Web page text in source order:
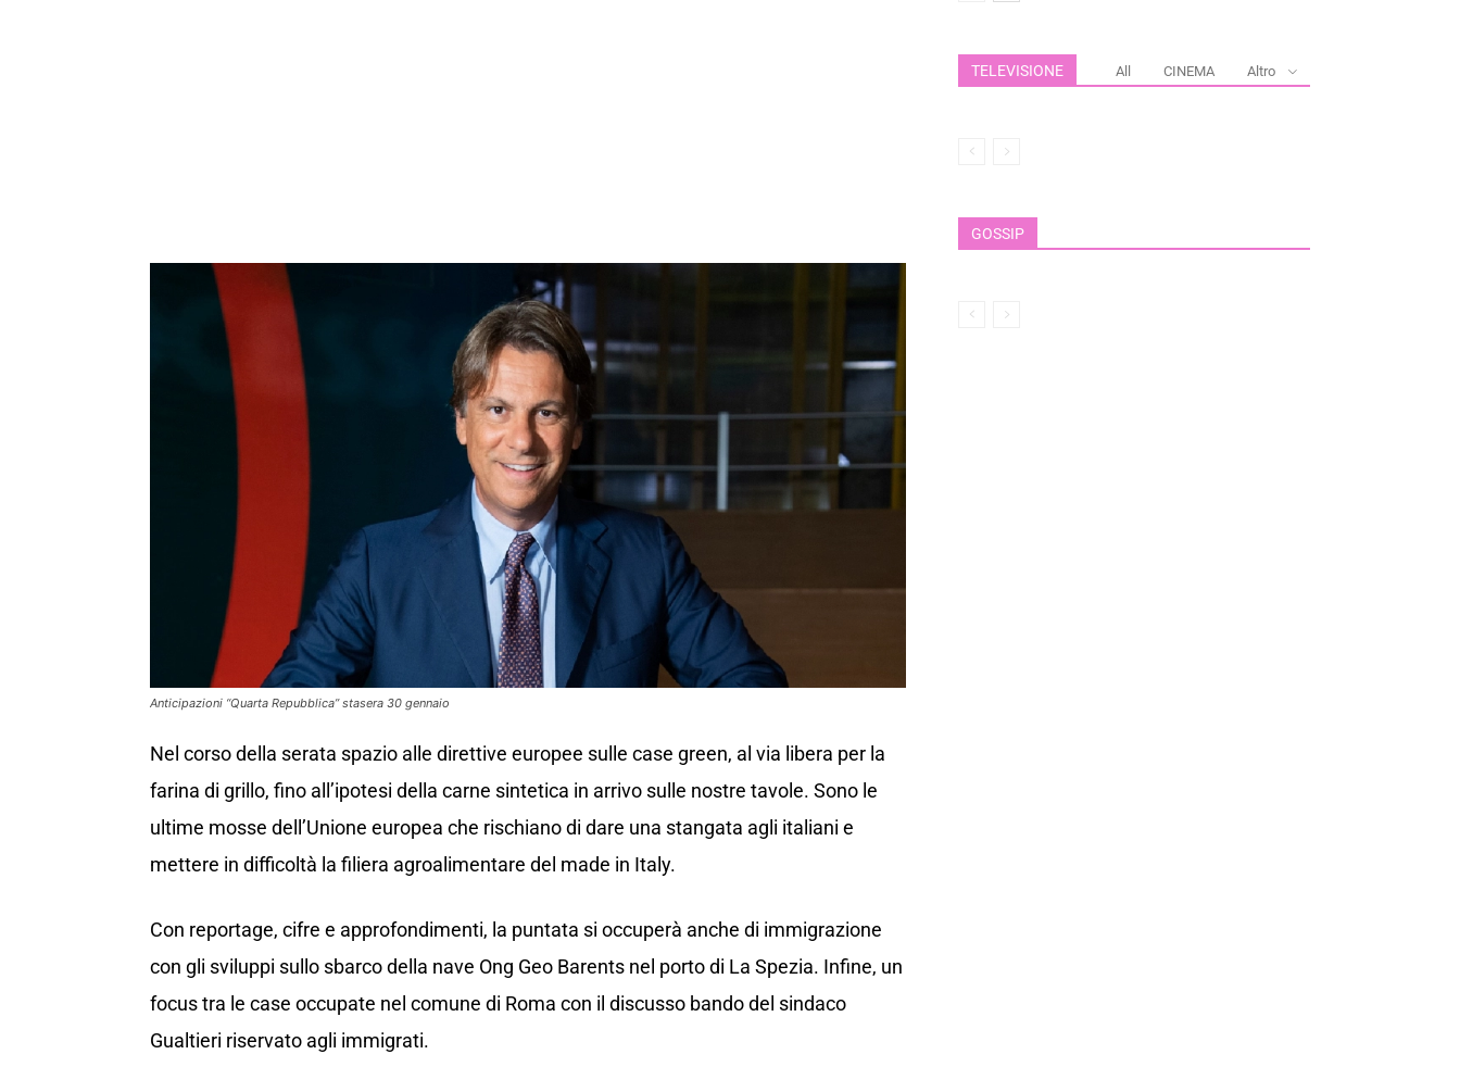
Anticipazioni “Quarta Repubblica” stasera 30 gennaio
Nel corso della serata spazio alle direttive europee sulle case green, al via libera per la
farina di grillo, fino all’ipotesi della carne sintetica in arrivo sulle nostre tavole. Sono le
ultime mosse dell’Unione europea che rischiano di dare una stangata agli italiani e
mettere in difficoltà la filiera agroalimentare del made in Italy.
Con reportage, cifre e approfondimenti, la puntata si occuperà anche di immigrazione
con gli sviluppi sullo sbarco della nave Ong Geo Barents nel porto di La Spezia. Infine, un
focus tra le case occupate nel comune di Roma con il discusso bando del sindaco
Gualtieri riservato agli immigrati.
TELEVISIONE All CINEMA Altro
GOSSIP